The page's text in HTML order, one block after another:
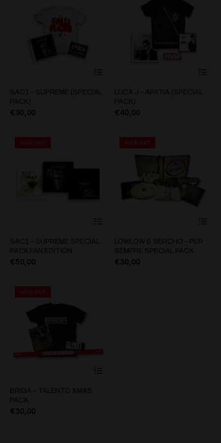
SAC1 – SUPREME (SPECIAL
PACK)
€30,00
LUCA J – APATIA (SPECIAL
PACK)
€40,00
SOLD OUT
SAC1 – SUPREME SPECIAL
PACK FAN EDITION
€50,00
SOLD OUT
LOWLOW & SERCHO – PER
SEMPRE SPECIAL PACK
€30,00
SOLD OUT
BRIGA – TALENTO XMAS
PACK
€30,00